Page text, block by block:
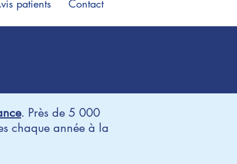
patients Contact
. Près de 5 000
chaque année à la